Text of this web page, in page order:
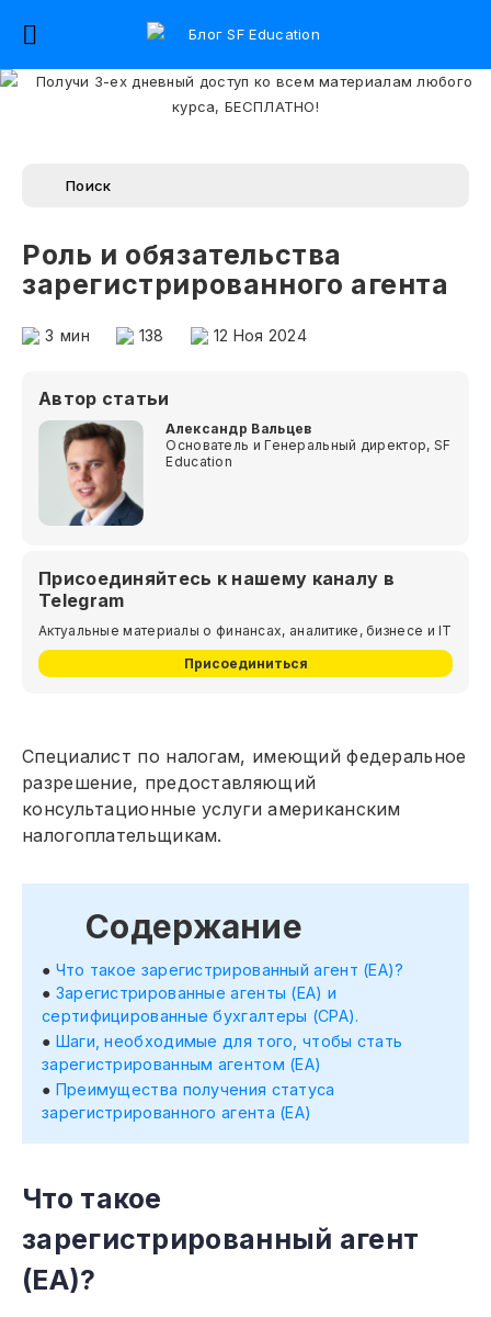
Роль и обязательства
зарегистрированного агента
3 мин 138 12 Ноя 2024
Автор статьи
Александр Вальцев
Основатель и Генеральный директор, SF
Education
Присоединяйтесь к нашему каналу в
Telegram
Актуальные материалы о финансах, аналитике, бизнесе и IT
Присоединиться
Специалист по налогам, имеющий федеральное
разрешение, предоставляющий
консультационные услуги американским
налогоплательщикам.
Содержание
Что такое зарегистрированный агент (EA)?
Зарегистрированные агенты (EA) и
сертифицированные бухгалтеры (CPA).
Шаги, необходимые для того, чтобы стать
зарегистрированным агентом (EA)
Преимущества получения статуса
зарегистрированного агента (EA)
Что такое
зарегистрированный агент
(EA)?